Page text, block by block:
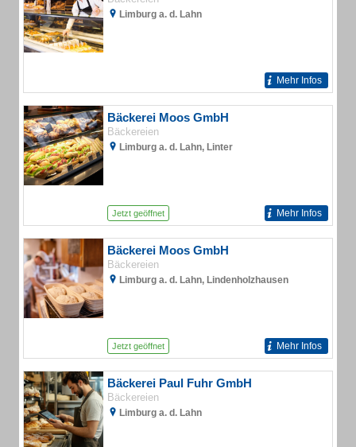
Limburg a. d. Lahn
Mehr Infos
Bäckerei Moos GmbH
Bäckereien
Limburg a. d. Lahn, Linter
Jetzt geöffnet Mehr Infos
Bäckerei Moos GmbH
Bäckereien
Limburg a. d. Lahn, Lindenholzhausen
Jetzt geöffnet Mehr Infos
Bäckerei Paul Fuhr GmbH
Bäckereien
Limburg a. d. Lahn